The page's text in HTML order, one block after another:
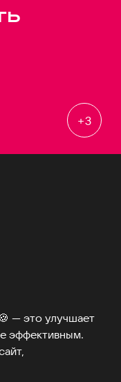
🍪 — это улучшает
эффективным.
+3